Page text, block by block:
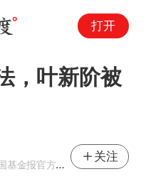
打开
，叶新阶被
基金报官方网易号
关注